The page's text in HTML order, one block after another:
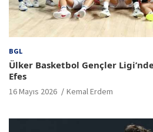
BGL
Ülker Basketbol Gençler
Efes
16 Mayıs 2026 Kemal Erdem